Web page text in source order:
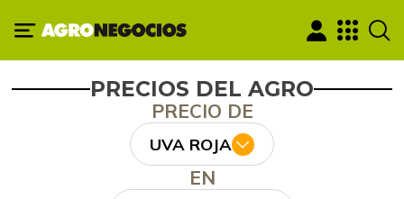
PRECIOS DEL AGRO
PRECIO DE
UVA ROJA
EN